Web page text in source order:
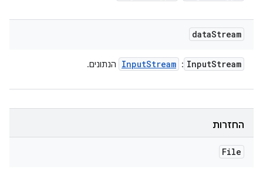
dataStream
InputStream
:
InputStream הנתונים.
החזרות
File